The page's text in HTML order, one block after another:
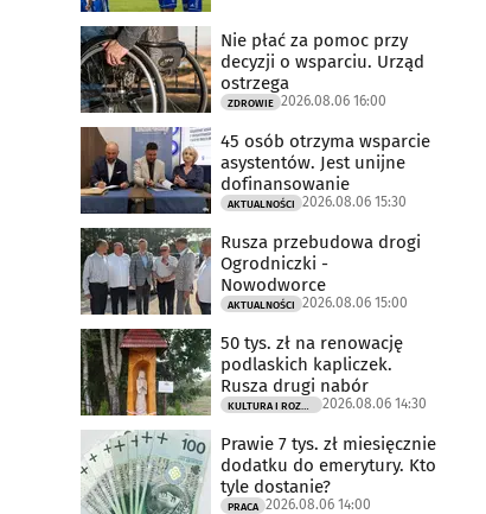
Nie płać za pomoc przy
decyzji o wsparciu. Urząd
ostrzega
ZDROWIE 2026.08.06 16:00
45 osób otrzyma wsparcie
asystentów. Jest unijne
dofinansowanie
AKTUALNOŚCI 2026.08.06 15:30
Rusza przebudowa drogi
Ogrodniczki -
Nowodworce
AKTUALNOŚCI 2026.08.06 15:00
50 tys. zł na renowację
podlaskich kapliczek.
Rusza drugi nabór
2026.08.06 14:30
Prawie 7 tys. zł miesięcznie
dodatku do emerytury. Kto
tyle dostanie?
PRACA 2026.08.06 14:00